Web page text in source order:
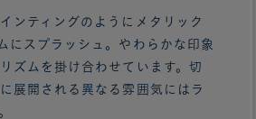
ンティングのようにメタリック
にスプラッシュ。やわらかな印象
ズムを掛け合わせています。切
展開される異なる雰囲気にはラ